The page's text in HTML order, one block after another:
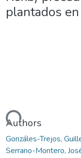
plantados
Loading...
Authors
Gonzáles-Trejos,
Serrano-Montero,